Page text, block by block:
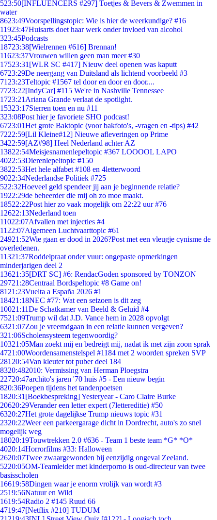
523:50[INFLUENCERS #297] Toetjes & Bevers & Zwemmen in
water
8623:49Voorspellingstopic: Wie is hier de weerkundige? #16
11923:47Huisarts doet haar werk onder invloed van alcohol
323:45Podcasts
18723:38[Wielrennen #616] Brennan!
11623:37Vrouwen willen geen man meer #30
17523:31 [WLR SC #417] Nieuw deel openen was kaputt
6723:29De neergang van Duitsland als lichtend voorbeeld #3
71 23:23Teltopic #1567 tel door en door en door....
7723:22[IndyCar] #115 We're in Nashville Tennessee
1723:21 Ariana Grande verlaat de spotlight.
15323:17Sterren toen en nu #11
323:08Post hier je favoriete SHO podcast!
6723:01Het grote Baktopic (voor bakfoto's, -vragen en -tips) #42
7222:59[Lil Kleine#12] Nieuwe afleveringen op Prime
3422:59[AZ#98] Heel Nederland achter AZ
13822:54Meisjesnamenlepeltopic #367 LOOOOL LAPO
4022:53Dierenlepeltopic #150
3822:53Het hele alfabet #108 en 4letterwoord
9022:34Nederlandse Politiek #725
522:32Hoeveel geld spendeer jij aan je beginnende relatie?
1922:29de beheerder die mij oh zo moe maakt.
18522:22Post hier zo vaak mogelijk om 22:22 uur #76
12622:13Nederland toen
11022:07Afvallen met injecties #4
11 22:07Algemeen Luchtvaarttopic #61
24921:52Wie gaan er dood in 2026?Post met een vleugje cynisme de
overledenen.
11321:37Roddelpraat onder vuur: ongepaste opmerkingen
minderjarigen deel 2
13621:35[DRT SC] #6: RendacGoden sponsored by TONZON
29721:28Centraal Bordspeltopic #8 Game on!
81 21:23Vuelta a España 2026 #1
18421:18NEC #77: Wat een seizoen is dit zeg
10021:11De Schatkamer van Beeld & Geluid #4
7521:09Trump wil dat J.D. Vance hem in 2028 opvolgt
6321:07Zou je vreemdgaan in een relatie kunnen vergeven?
321:06Scholensysteem tegenwoordig?
10321:05Man zoekt mij en bedreigt mij, nadat ik met zijn zoon sprak
4721:00Woordensamenstelspel #1184 met 2 woorden spreken SVP
281 20:54Van kleuter tot puber deel 184
8320:482010: Vermissing van Herman Ploegstra
22720:47archito's jaren '70 huis #5 - Een nieuw begin
820:36Poepen tijdens het tandenpoetsen
1820:31 [Boekbespreking] Yesteryear - Caro Claire Burke
20620:29Verander een letter expert (7lettereditie) #50
6320:27Het grote dagelijkse Trump nieuws topic #31
2320:22Weer een parkeergarage dicht in Dordrecht, auto's zo snel
mogelijk weg
18020:19Touwtrekken 2.0 #636 - Team 1 beste team *G* *O*
4020:14Horrorfilms #33: Halloween
2620:07Twee zwaargewonden bij eenzijdig ongeval Zeeland.
5220:05OM-Teamleider met kinderporno is oud-directeur van twee
basisscholen
16619:58Dingen waar je enorm vrolijk van wordt #3
2519:56Natuur en Wild
1619:54Radio 2 #145 Ruud 66
4719:47[Netflix #210] TUDUM